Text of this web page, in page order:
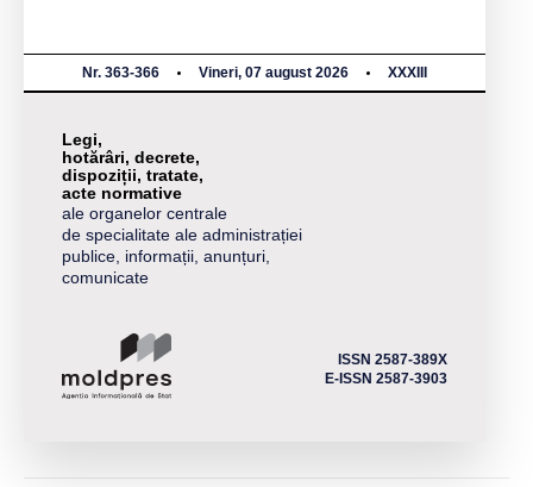
Nr. 363-366 Vineri, 07 august 2026 XXXIII
Legi,
hotărâri, decrete,
dispoziții, tratate,
acte normative
ale organelor centrale
de specialitate ale administrației
publice, informații, anunțuri,
comunicate
ISSN 2587-389X
E-ISSN 2587-3903